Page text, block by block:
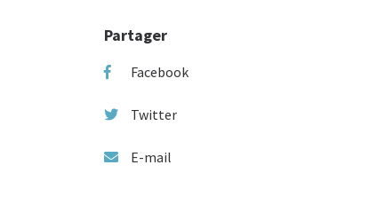
Partager
Facebook
Twitter
E-mail